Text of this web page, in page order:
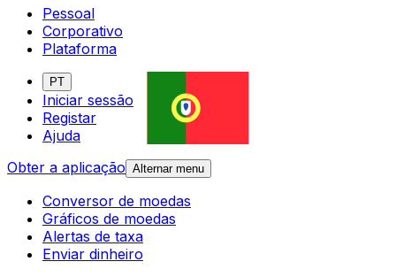
Pessoal
Corporativo
Plataforma
PT
Iniciar sessão
Registar
Ajuda
Obter a aplicação Alternar menu
Conversor de moedas
Gráficos de moedas
Alertas de taxa
Enviar dinheiro